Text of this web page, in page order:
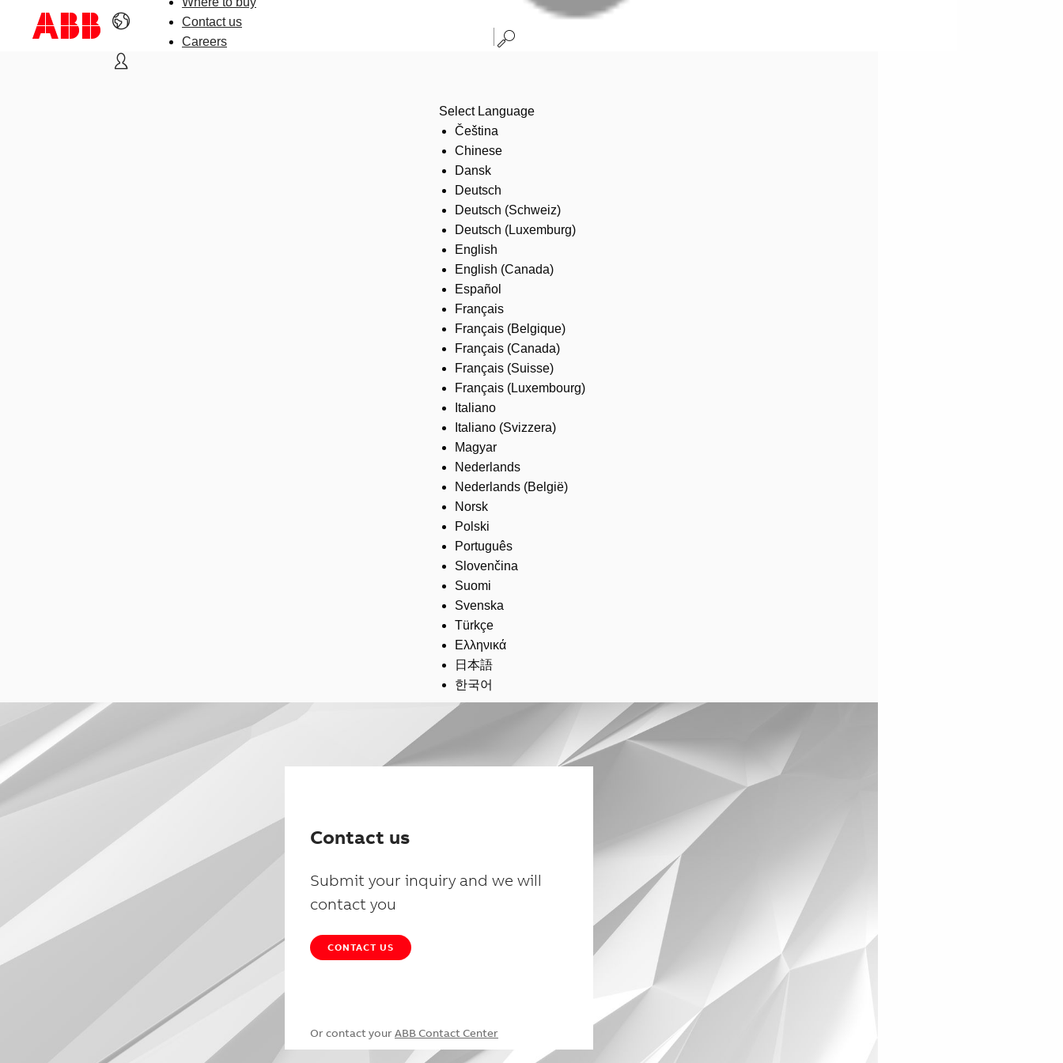
Contact us
Careers
Select Language
Čeština
Chinese
Dansk
Deutsch
Deutsch (Schweiz)
Deutsch (Luxemburg)
English
English (Canada)
Español
Français
Français (Belgique)
Français (Canada)
Français (Suisse)
Français (Luxembourg)
Italiano
Italiano (Svizzera)
Magyar
Nederlands
Nederlands (België)
Norsk
Polski
Português
Slovenčina
Suomi
Svenska
Türkçe
Ελληνικά
日本語
한국어
Contact us
Submit your inquiry and we will
contact you
CONTACT US
Or contact your ABB Contact Center